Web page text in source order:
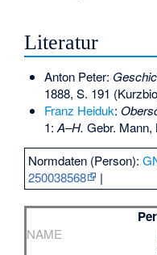
Literatur
Anton Peter:
1888, S. 191
Franz Heiduk:
1: A–H. Gebr. Mann,
Normdaten (Person):
250038568
|
NAME